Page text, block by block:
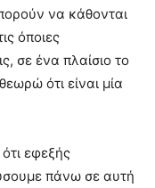
να κάθονται
όποιες
σε ένα πλαίσιο το
ότι είναι μία
εφεξής
πάνω σε αυτή